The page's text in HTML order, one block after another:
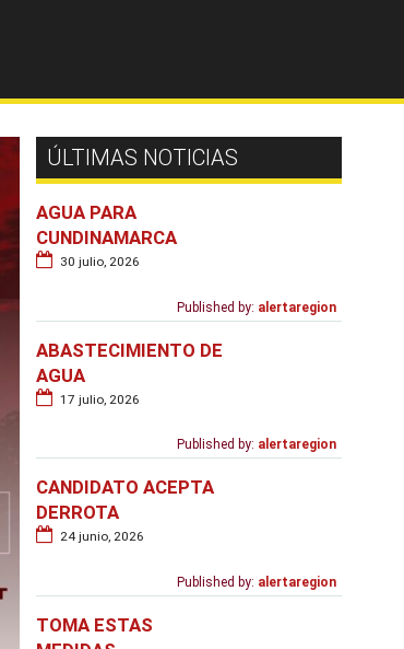
ÚLTIMAS NOTICIAS
AGUA PARA
CUNDINAMARCA
30 julio, 2026
Published by: alertaregion
ABASTECIMIENTO DE
AGUA
17 julio, 2026
Published by: alertaregion
CANDIDATO ACEPTA
DERROTA
24 junio, 2026
Published by: alertaregion
TOMA ESTAS